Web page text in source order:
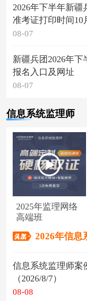
2026年下半年新
准考证打印时间10
08-07
新疆兵团2026年
报名入口及网址
08-07
信息系统监理师
2025年监理网络
高端班
2026年信息
信息系统监理师案
（2026/8/7）
08-08